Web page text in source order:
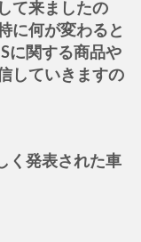
て来ましたの
に何が変わると
に関する商品や
していきますの
く発表された車